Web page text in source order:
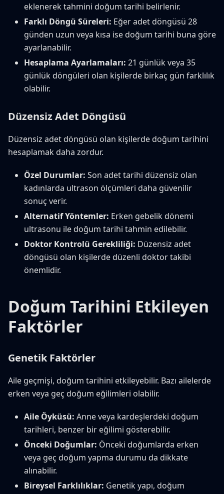
eklenerek tahmini doğum tarihi belirlenir.
Farklı Döngü Süreleri: Eğer adet döngüsü 28
günden uzun veya kısa ise doğum tarihi buna göre
ayarlanabilir.
Hesaplama Ayarlamaları: 21 günlük veya 35
günlük döngüleri olan kişilerde birkaç gün farklılık
olabilir.
Düzensiz Adet Döngüsü
Düzensiz adet döngüsü olan kişilerde doğum tarihini
hesaplamak daha zordur.
Özel Durumlar: Son adet tarihi düzensiz olan
kadınlarda ultrason ölçümleri daha güvenilir
sonuç verir.
Alternatif Yöntemler: Erken gebelik dönemi
ultrasonu ile doğum tarihi tahmin edilebilir.
Doktor Kontrolü Gerekliliği: Düzensiz adet
döngüsü olan kişilerde düzenli doktor takibi
önemlidir.
Doğum Tarihini Etkileyen
Faktörler
Genetik Faktörler
Aile geçmişi, doğum tarihini etkileyebilir. Bazı ailelerde
erken veya geç doğum eğilimleri olabilir.
Aile Öyküsü: Anne veya kardeşlerdeki doğum
tarihleri, benzer bir eğilimi gösterebilir.
Önceki Doğumlar: Önceki doğumlarda erken
veya geç doğum yapma durumu da dikkate
alınabilir.
Bireysel Farklılıklar: Genetik yapı, doğum